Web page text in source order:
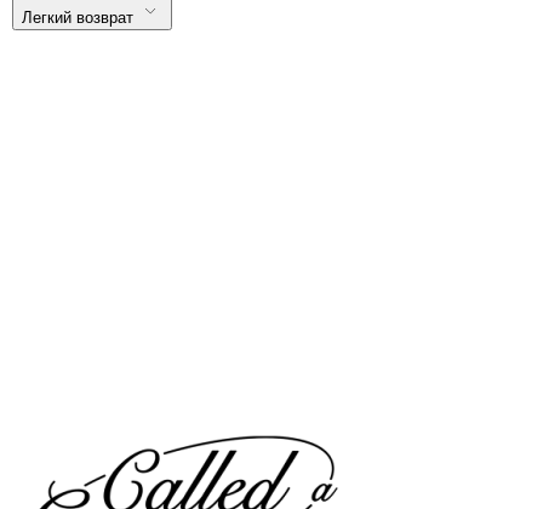
Легкий возврат